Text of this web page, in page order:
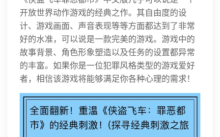
开放世界动作游戏的经典之作。其自由度的设
计、游戏画面、声音表现等等方面都达到了非常
好的水准，可以说是一款完美的游戏。游戏中的
故事背景、角色形象塑造以及任务的设置都异常
的丰富。如果你是一位犯罪风格类型的游戏爱好
者，相信该游戏将能够满足你各种心理的需求！